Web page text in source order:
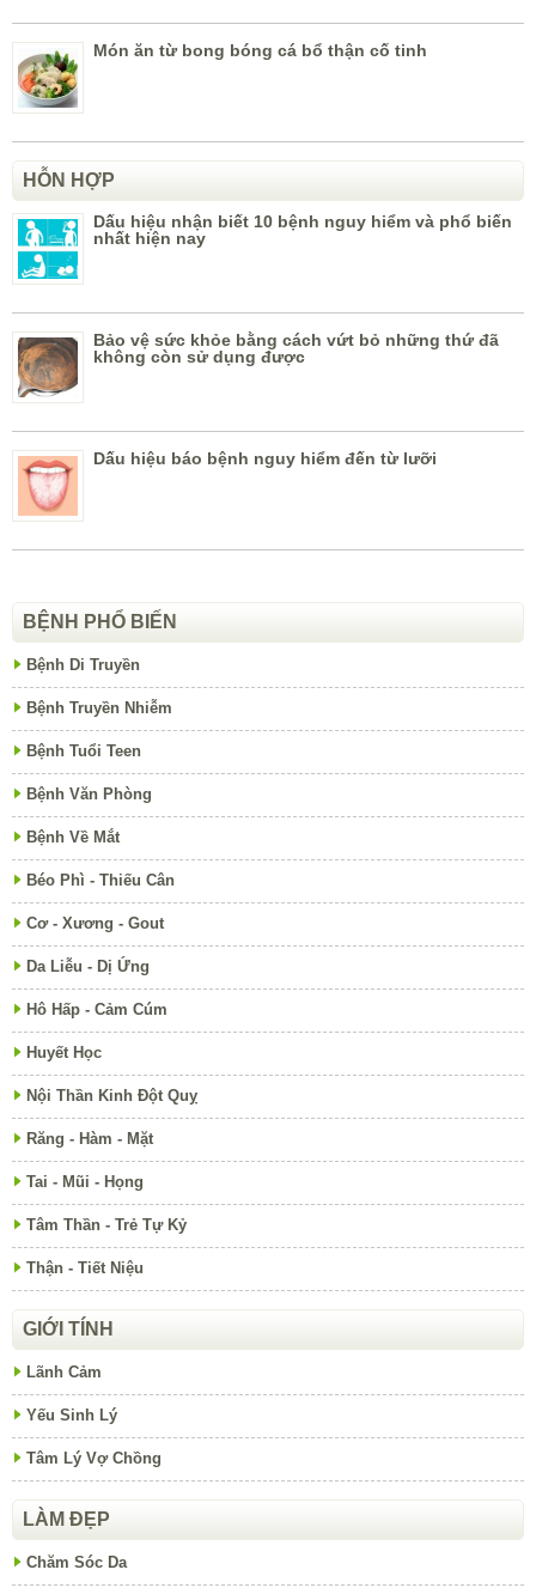
Món ăn từ bong bóng cá bổ thận cố tinh
HỖN HỢP
Dấu hiệu nhận biết 10 bệnh nguy hiểm và phổ biến
nhất hiện nay
Bảo vệ sức khỏe bằng cách vứt bỏ những thứ đã
không còn sử dụng được
Dấu hiệu báo bệnh nguy hiểm đến từ lưỡi
BỆNH PHỔ BIẾN
Bệnh Di Truyền
Bệnh Truyền Nhiễm
Bệnh Tuổi Teen
Bệnh Văn Phòng
Bệnh Về Mắt
Béo Phì - Thiếu Cân
Cơ - Xương - Gout
Da Liễu - Dị Ứng
Hô Hấp - Cảm Cúm
Huyết Học
Nội Thần Kinh Đột Quỵ
Răng - Hàm - Mặt
Tai - Mũi - Họng
Tâm Thần - Trẻ Tự Kỷ
Thận - Tiết Niệu
GIỚI TÍNH
Lãnh Cảm
Yếu Sinh Lý
Tâm Lý Vợ Chồng
LÀM ĐẸP
Chăm Sóc Da